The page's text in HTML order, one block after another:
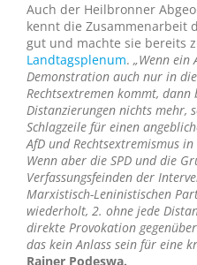
Auch der Heilbronner
kennt die Zusammenarbeit
gut und machte sie bereits
Landtagsplenum. „Wenn ein
Demonstration auch nur in
Rechtsextremen kommt,
Distanzierungen nichts mehr,
Schlagzeile für einen
AfD und Rechtsextremismus
Wenn aber die SPD und die
Verfassungsfeinden der
Marxistisch-Leninistischen
wiederholt, 2. ohne jede
direkte Provokation
das kein Anlass sein für eine
Rainer Podeswa.